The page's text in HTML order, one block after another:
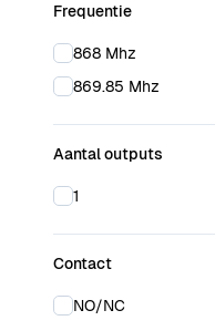
Frequentie
868 Mhz
869.85 Mhz
Aantal outputs
1
Contact
NO/NC